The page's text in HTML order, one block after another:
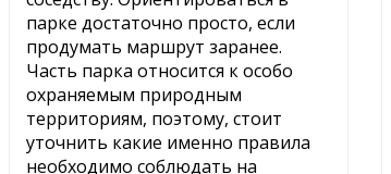
парке достаточно просто, если
продумать маршрут заранее.
Часть парка относится к особо
охраняемым природным
территориям, поэтому, стоит
уточнить какие именно правила
необходимо соблюдать на